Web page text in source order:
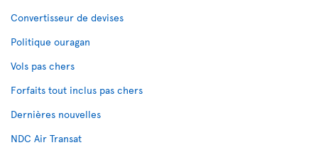
Convertisseur de devises
Politique ouragan
Vols pas chers
Forfaits tout inclus pas chers
Dernières nouvelles
NDC Air Transat